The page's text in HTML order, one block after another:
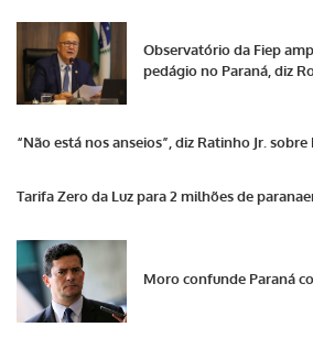
Observatório da Fiep
pedágio no Paraná, diz
“Não está nos anseios”, diz Ratinho Jr. sobre
Tarifa Zero da Luz para 2 milhões de
Moro confunde Paraná